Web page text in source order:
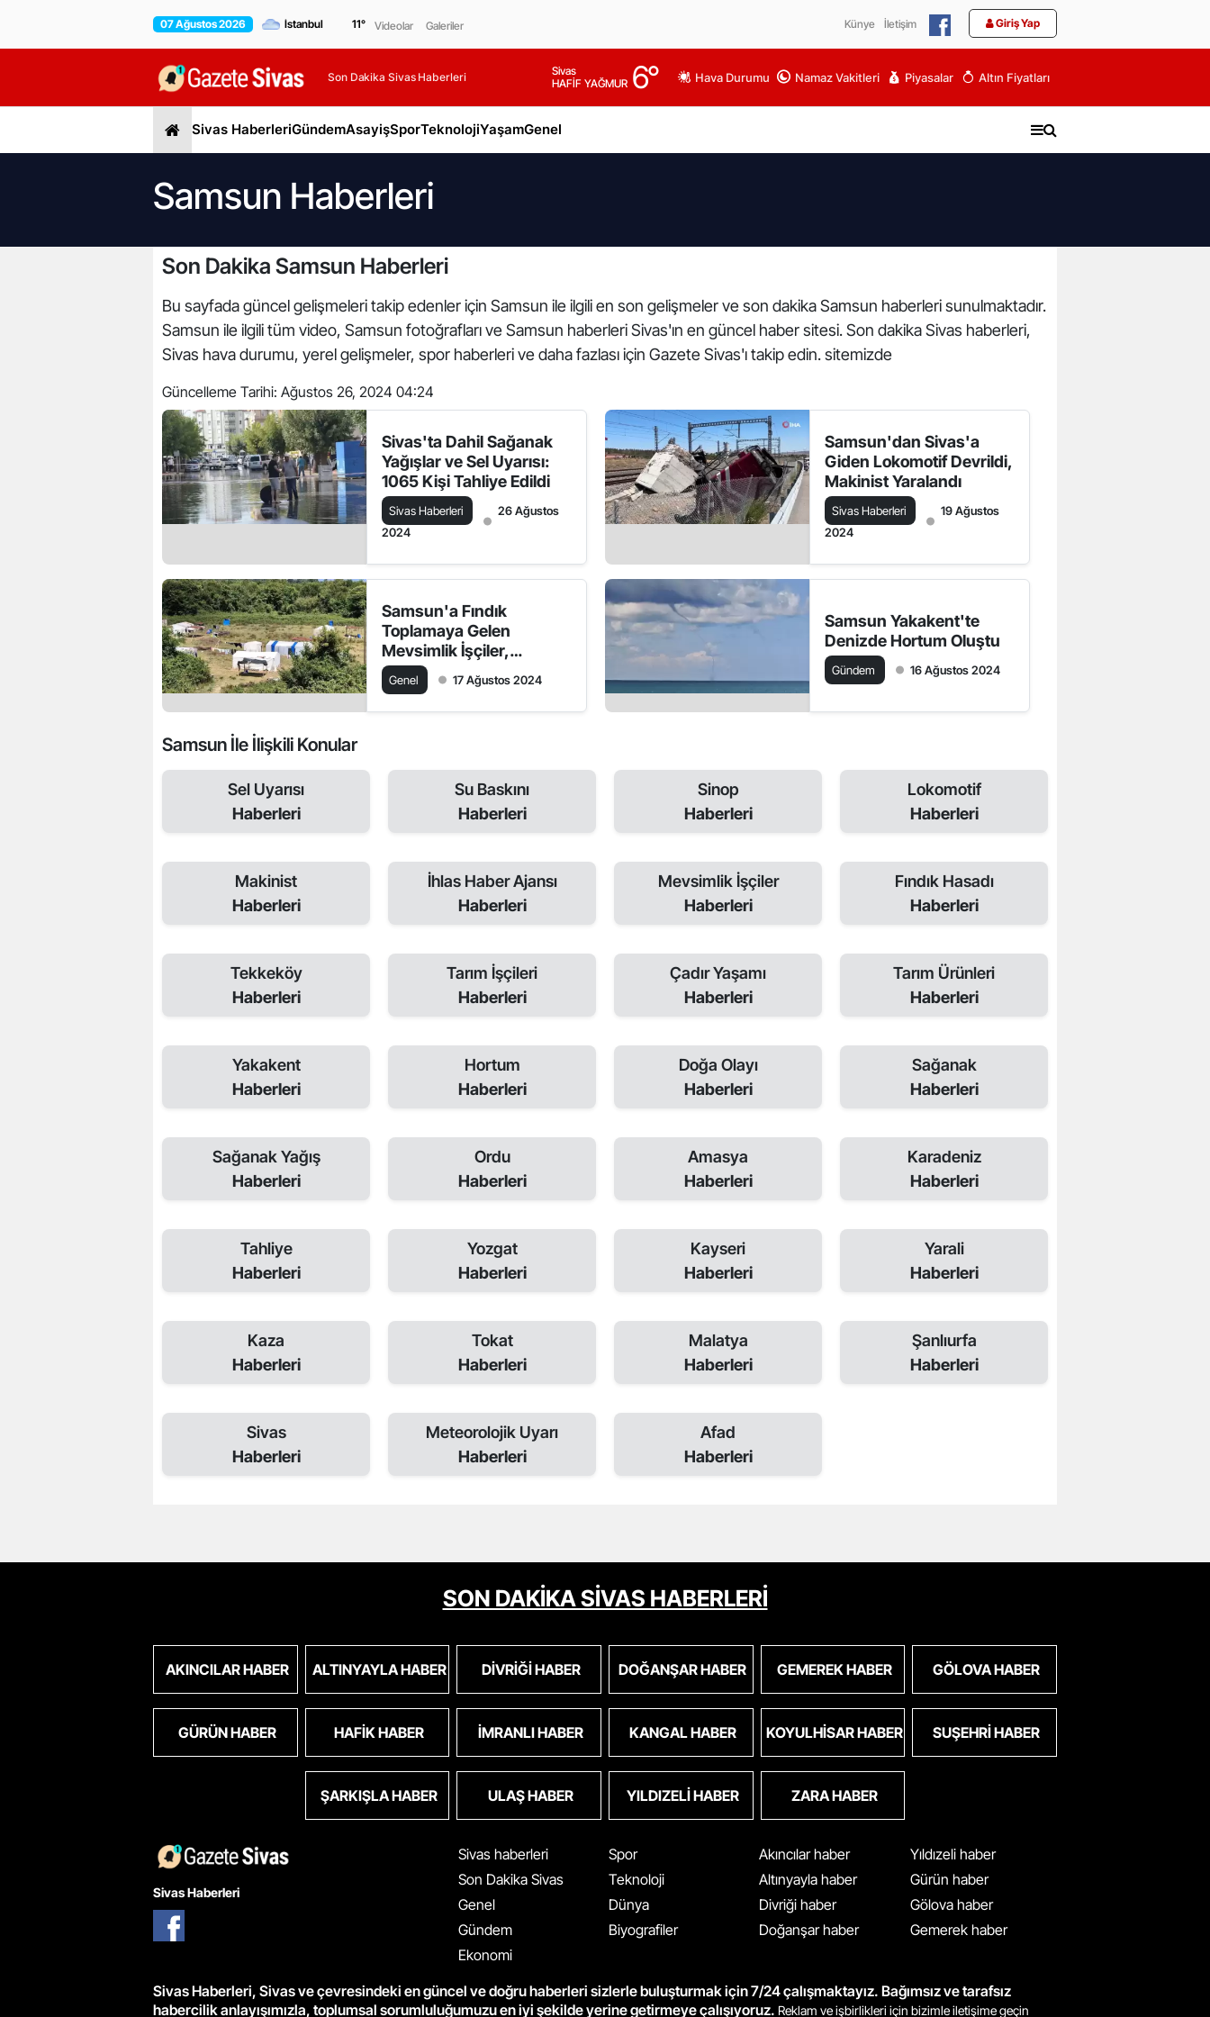
07 Ağustos 2026 11° Videolar Galeriler Künye İletişim Giriş Yap
Son Dakika Sivas Haberleri
Sivas
HAFİF YAĞMUR 6° Hava Durumu Namaz Vakitleri Piyasalar Altın Fiyatları
Sivas HaberleriGündemAsayişSporTeknolojiYaşamGenel
Samsun Haberleri
Son Dakika Samsun Haberleri
Bu sayfada güncel gelişmeleri takip edenler için Samsun ile ilgili en son gelişmeler ve son dakika Samsun haberleri sunulmaktadır.
Samsun ile ilgili tüm video, Samsun fotoğrafları ve Samsun haberleri Sivas'ın en güncel haber sitesi. Son dakika Sivas haberleri,
Sivas hava durumu, yerel gelişmeler, spor haberleri ve daha fazlası için Gazete Sivas'ı takip edin. sitemizde
Güncelleme Tarihi: Ağustos 26, 2024 04:24
Sivas'ta Dahil Sağanak
Yağışlar ve Sel Uyarısı:
1065 Kişi Tahliye Edildi
Sivas Haberleri
26 Ağustos
2024
Samsun'dan Sivas'a
Giden Lokomotif Devrildi,
Makinist Yaralandı
Sivas Haberleri
19 Ağustos
2024
Samsun'a Fındık
Toplamaya Gelen
Mevsimlik İşçiler,
Çadırlarda Yaşamlarını
Sürdürüyor
Genel 17 Ağustos 2024
Samsun Yakakent'te
Denizde Hortum Oluştu
Gündem 16 Ağustos 2024
Samsun İle İlişkili Konular
Sel Uyarısı
Haberleri
Su Baskını
Haberleri
Sinop
Haberleri
Lokomotif
Haberleri
Makinist
Haberleri
İhlas Haber Ajansı
Haberleri
Mevsimlik İşçiler
Haberleri
Fındık Hasadı
Haberleri
Tekkeköy
Haberleri
Tarım İşçileri
Haberleri
Çadır Yaşamı
Haberleri
Tarım Ürünleri
Haberleri
Yakakent
Haberleri
Hortum
Haberleri
Doğa Olayı
Haberleri
Sağanak
Haberleri
Sağanak Yağış
Haberleri
Ordu
Haberleri
Amasya
Haberleri
Karadeniz
Haberleri
Tahliye
Haberleri
Yozgat
Haberleri
Kayseri
Haberleri
Yarali
Haberleri
Kaza
Haberleri
Tokat
Haberleri
Malatya
Haberleri
Şanlıurfa
Haberleri
Sivas
Haberleri
Meteorolojik Uyarı
Haberleri
Afad
Haberleri
SON DAKİKA SİVAS HABERLERİ
AKINCILAR HABER ALTINYAYLA HABER DIVRIĞI HABER DOĞANŞAR HABER GEMEREK HABER GÖLOVA HABER
GÜRÜN HABER HAFIK HABER İMRANLI HABER KANGAL HABER KOYULHISAR HABER SUŞEHRI HABER
ŞARKIŞLA HABER ULAŞ HABER YILDIZELI HABER ZARA HABER
Sivas Haberleri
Sivas haberleri
Son Dakika Sivas
Genel
Gündem
Ekonomi
Spor
Teknoloji
Dünya
Biyografiler
Akıncılar haber
Altınyayla haber
Divriği haber
Doğanşar haber
Yıldızeli haber
Gürün haber
Gölova haber
Gemerek haber
Sivas Haberleri, Sivas ve çevresindeki en güncel ve doğru haberleri sizlerle buluşturmak için 7/24 çalışmaktayız. Bağımsız ve tarafsız
habercilik anlayışımızla, toplumsal sorumluluğumuzu en iyi şekilde yerine getirmeye çalışıyoruz. Reklam ve işbirlikleri için bizimle iletişime geçin